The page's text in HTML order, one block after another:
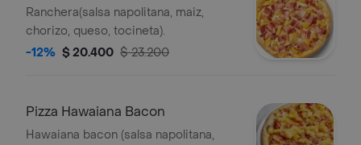
Ranchera(salsa napolitana, maiz,
chorizo, queso, tocineta).
-12% $ 20.400 $ 23.200
Pizza Hawaiana Bacon
Hawaiana bacon (salsa napolitana,